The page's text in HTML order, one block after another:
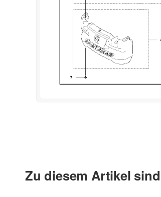
Zu diesem Artikel